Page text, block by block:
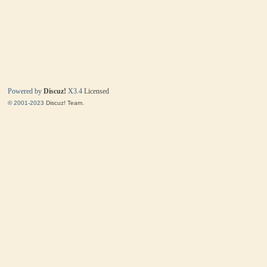
Powered byDiscuz! X3.4 Licensed
© 2001-2023Discuz! Team